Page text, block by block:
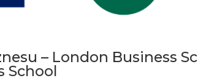
– London Business
School